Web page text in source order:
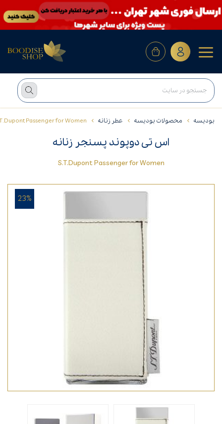
بودیسه محصولات بودیسه عطر زنانه Passenger for Women
اس تی دوپوند پسنجر زنانه
S.T.Dupont Passenger for Women
23%